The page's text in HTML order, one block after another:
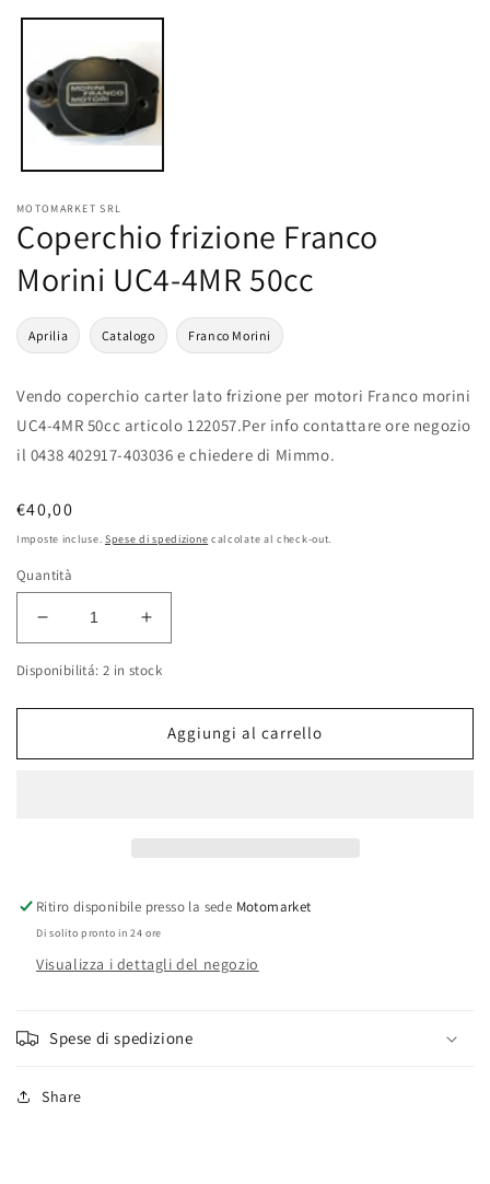
multimediali
finestra
modale
MOTOMARKET SRL
Coperchio frizione Franco
Morini UC4-4MR 50cc
Aprilia Catalogo Franco Morini
Vendo coperchio carter lato frizione per motori Franco morini
UC4-4MR 50cc articolo 122057.Per info contattare ore negozio
il 0438 402917-403036 e chiedere di Mimmo.
Prezzo
di
€40,00
Imposte incluse. Spese di spedizione calcolate al check-out.
Quantità
Diminuisci
quantità
per
Morini
Aumenta
quantità
per
Franco
Morini
Disponibilitá: 2 in stock
Aggiungi al carrello
Ritiro disponibile presso la sede Motomarket
Di solito pronto in 24 ore
Visualizza i dettagli del negozio
Spese di spedizione
Share